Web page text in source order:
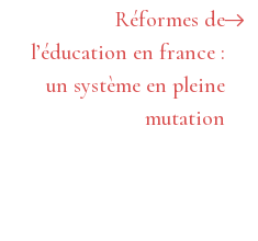
Réformes de
l’éducation en france :
un système en pleine
mutation